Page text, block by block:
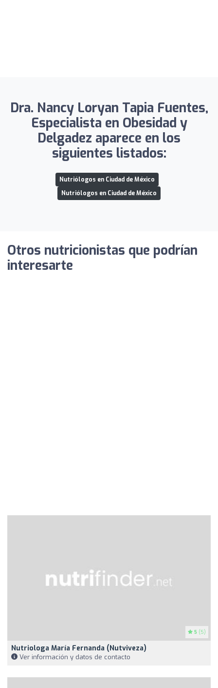
Dra. Nancy Loryan Tapia Fuentes,
Especialista en Obesidad y
Delgadez aparece en los
siguientes listados:
Nutriólogos en Ciudad de México
Nutriólogos en Ciudad de México
Otros nutricionistas que podrían
interesarte
5 (5)
Nutriologa María Fernanda (nutviveza)
Ver información y datos de contacto